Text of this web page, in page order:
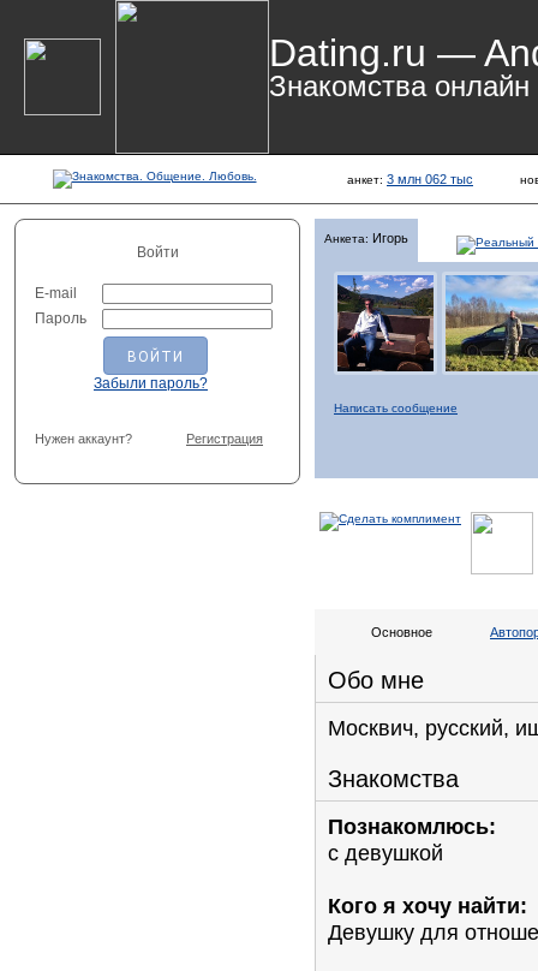
Dating.ru —
Знакомства онлайн
анкет: 3 млн 062 тыс
Войти
E-mail
Пароль
Забыли пароль?
Нужен аккаунт? Регистрация
Анкета: Игорь
Написать сообщение
Основное
Обо мне
Москвич, русский,
Знакомства
Познакомлюсь:
с девушкой
Кого я хочу найти:
Девушку для